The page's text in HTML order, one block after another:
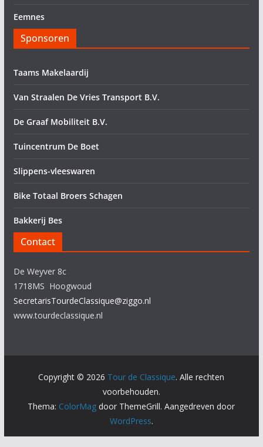
Eemnes
Sponsoren
Taams Makelaardij
Van Straalen De Vries Transport B.V.
De Graaf Mobiliteit B.V.
Tuincentrum De Boet
Slippens-vleeswaren
Bike Totaal Broers Schagen
Bakkerij Bes
Contact
De Weyver 8c
1718MS Hoogwoud
SecretarisTourdeClassique@ziggo.nl
www.tourdeclassique.nl
Copyright © 2026 Tour de Classique. Alle rechten
voorbehouden.
Thema: ColorMag door ThemeGrill. Aangedreven door
WordPress.